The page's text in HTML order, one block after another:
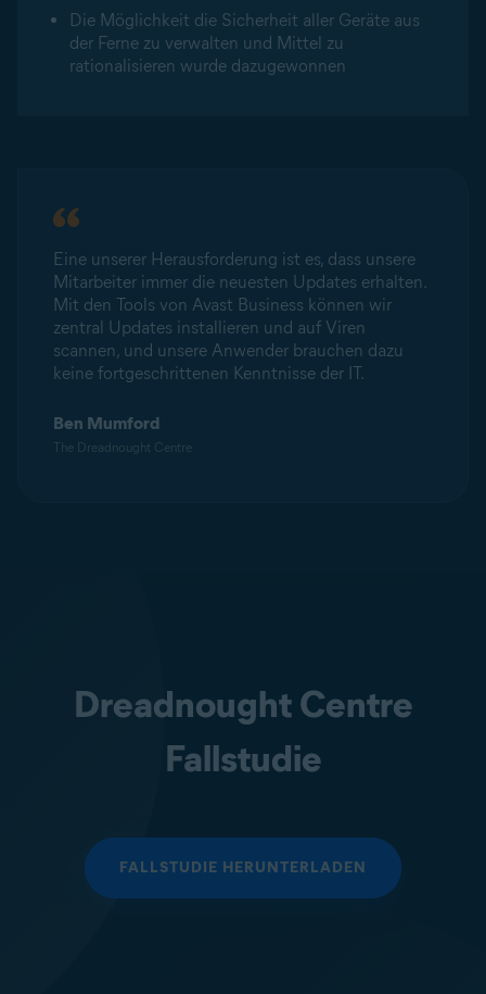
Die Möglichkeit die Sicherheit aller Geräte aus
der Ferne zu verwalten und Mittel zu
rationalisieren wurde dazugewonnen
Eine unserer Herausforderung ist es, dass unsere
Mitarbeiter immer die neuesten Updates erhalten.
Mit den Tools von Avast Business können wir
zentral Updates installieren und auf Viren
scannen, und unsere Anwender brauchen dazu
keine fortgeschrittenen Kenntnisse der IT.
Ben Mumford
The Dreadnought Centre
Dreadnought Centre
Fallstudie
FALLSTUDIE HERUNTERLADEN